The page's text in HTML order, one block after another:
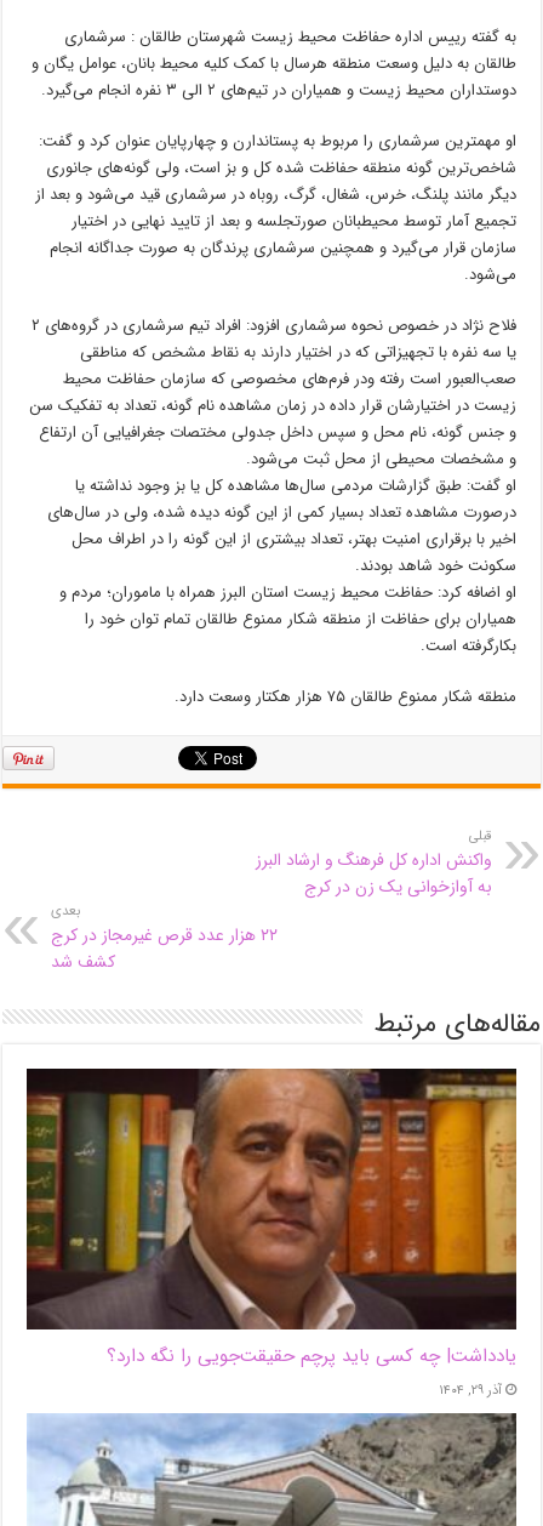
به گفته رییس اداره حفاظت محیط زیست شهرستان طالقان : سرشماری
طالقان به دلیل وسعت منطقه هرسال با کمک کلیه محیط بانان، عوامل یگان و
دوستداران محیط زیست و همیاران در تیم‌های ۲ الی ۳ نفره انجام می‌گیرد.
او مهمترین سرشماری را مربوط به پستاندارن و چهارپایان عنوان کرد و گفت:
شاخص‌ترین گونه منطقه حفاظت شده کل و بز است، ولی گونه‌های جانوری
دیگر مانند پلنگ، خرس، شغال، گرگ، روباه در سرشماری قید می‌شود و بعد از
تجمیع آمار توسط محیطبانان صورتجلسه و بعد از تایید نهایی در اختیار
سازمان قرار می‌گیرد و همچنین سرشماری پرندگان به صورت جداگانه انجام
می‌شود.
فلاح نژاد در خصوص نحوه سرشماری افزود: افراد تیم سرشماری در گروه‌های ۲
یا سه نفره با تجهیزاتی که در اختیار دارند به نقاط مشخص که مناطقی
صعب‌العبور است رفته ودر فرم‌های مخصوصی که سازمان حفاظت محیط
زیست در اختیارشان قرار داده در زمان مشاهده نام گونه، تعداد به تفکیک سن
و جنس گونه، نام محل و سپس داخل جدولی مختصات جغرافیایی آن ارتفاع
و مشخصات محیطی از محل ثبت می‌شود.
او گفت: طبق گزارشات مردمی سال‌ها مشاهده کل یا بز وجود نداشته یا
درصورت مشاهده تعداد بسیار کمی از این گونه دیده شده، ولی در سال‌های
اخیر با برقراری امنیت بهتر، تعداد بیشتری از این گونه را در اطراف محل
سکونت خود شاهد بودند.
او اضافه کرد: حفاظت محیط زیست استان البرز همراه با ماموران؛ مردم و
همیاران برای حفاظت از منطقه شکار ممنوع طالقان تمام توان خود را
بکارگرفته است.
منطقه شکار ممنوع طالقان ۷۵ هزار هکتار وسعت دارد.
قبلی
واکنش اداره کل فرهنگ و ارشاد البرز
به آوازخوانی یک زن در کرج
بعدی
۲۲ هزار عدد قرص غیرمجاز در کرج
کشف شد
مقاله‌های مرتبط
یادداشت| ‌چه کسی باید پرچم حقیقت‌جویی را نگه دارد؟
آذر ۲۹, ۱۴۰۴